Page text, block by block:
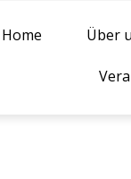
Home Über